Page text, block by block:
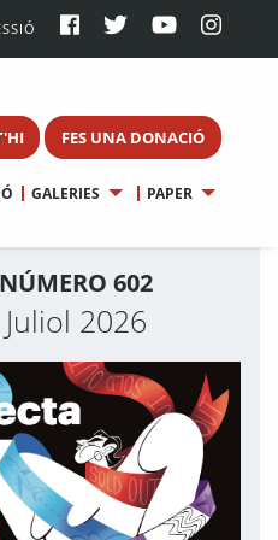
FES UNA DONACIÓ
GALERIES PAPER
NÚMERO 602
Juliol 2026